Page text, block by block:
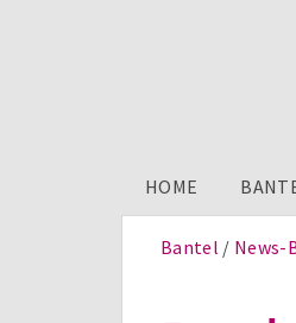
HOME
Bantel News-